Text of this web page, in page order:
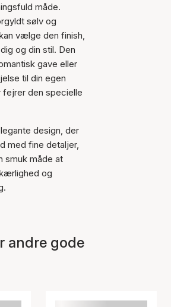
måde.
sølv og
vælge den finish,
og din stil. Den
gave eller
til din egen
fejrer den specielle
design, der
med fine detaljer,
smuk måde at
og
andre gode